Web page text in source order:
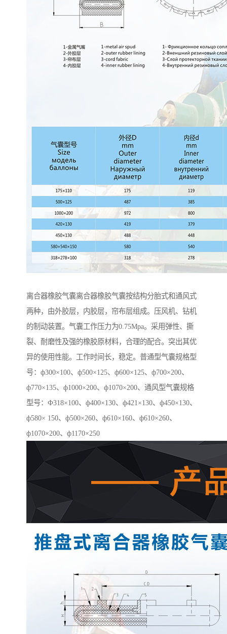
离合器橡胶气囊离合器橡胶气囊按结构分胎式和通风式
两种，由外胶层，内胶层，帘布层组成。压风机、钻机
的制动装置。气囊工作压力为0.75Mpa。采用弹性、撕
裂、耐磨性及强的橡胶原材料，合理的配合。突出其优
异的使用性能。工作时间长，稳定。普通型气囊规格型
号：ф300×100、ф500×125、ф600×125、ф700×200、
ф770×135、ф1000×200、ф1070×200、通风型气囊规格
型号：Ф318×100、ф400×130、ф421×130、ф450×130、
ф580× 150、ф500×260、ф610×160、ф610×260、
ф1070×200、ф1170×250